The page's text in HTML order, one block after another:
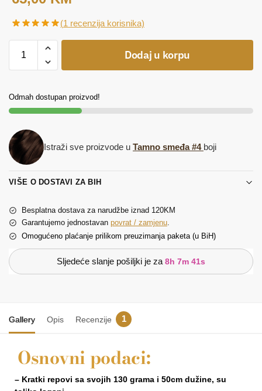
(1 recenzija korisnika)
Dodaj u korpu
Odmah dostupan proizvod!
Istraži sve proizvode u Tamno smeđa #4 boji
VIŠE O DOSTAVI ZA BIH
Besplatna dostava za narudžbe iznad 120KM
Garantujemo jednostavan povrat / zamjenu
Omogućeno plaćanje prilikom preuzimanja paketa (u BiH)
Sljedeće slanje pošiljki je za 8h 7m 41s
Gallery Opis Recenzije 1
Osnovni podaci:
– Kratki repovi sa svojih 130 grama i 50cm dužine, su